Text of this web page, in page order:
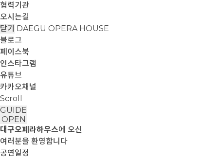
협력기관
오시는길
닫기 DAEGU OPERA HOUSE
블로그
페이스북
인스타그램
유튜브
카카오채널
Scroll
GUIDE
OPEN
대구오페라하우스에 오신
여러분을 환영합니다
공연일정